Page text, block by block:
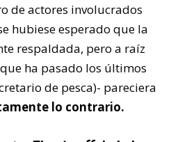
de actores involucrados
hubiese esperado que la
respaldada, pero a raíz
ha pasado los últimos
de pesca)- pareciera
lo contrario.